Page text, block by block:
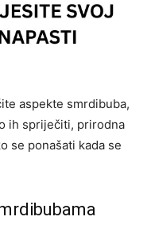
aspekte smrdibuba,
ih spriječiti, prirodna
se ponašati kada se